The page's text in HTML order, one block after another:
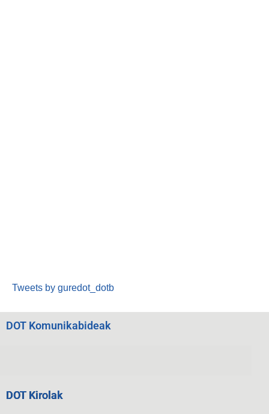
Tweets by guredot_dotb
DOT Komunikabideak
DOT Kirolak